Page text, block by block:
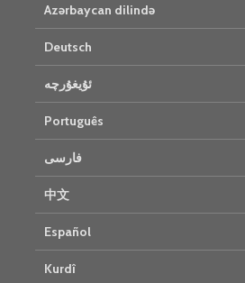
Azərbaycan dilində
Deutsch
ئۇيغۇرچە
Português
فارسی
中文
Español
Kurdî